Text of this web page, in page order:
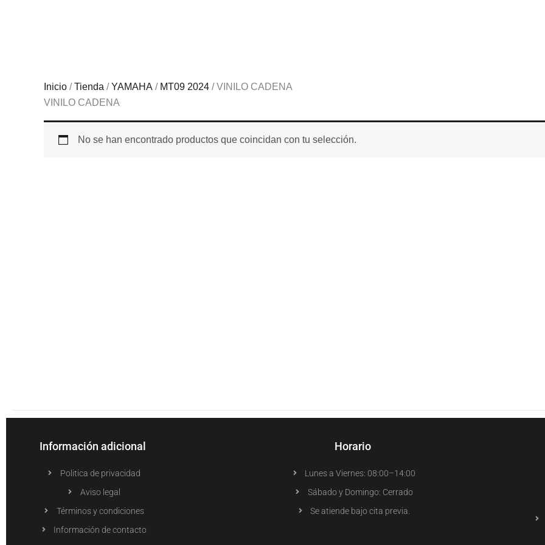
Inicio /Tienda /YAMAHA / MT09 2024 / VINILO CADENA
VINILO CADENA
No se han encontrado productos que coincidan con tu selección.
Información adicional
Politica de privacidad
Aviso legal
Términos y condiciones
Información de contacto
Horario
Lunes a Viernes: 08:00–14:00
Sábado y Domingo: Cerrado
Se atiende bajo cita previa.